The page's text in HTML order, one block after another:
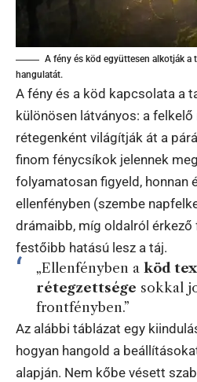
A fény és köd együttesen alkotják a
hangulatát.
A fény és a köd kapcsolata a
különösen látványos: a felkelő
rétegenként világítják át a
finom fénycsíkok jelennek
folyamatosan figyeld, honnan
ellenfényben (szembe
drámaibb, míg oldalról érkező
festőibb hatású lesz a táj.
„Ellenfényben a köd
rétegzettsége sokkal
frontfényben.”
Az alábbi táblázat egy
hogyan hangold a
alapján. Nem kőbe vésett